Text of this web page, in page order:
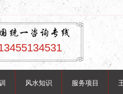
风水知识 服务项目